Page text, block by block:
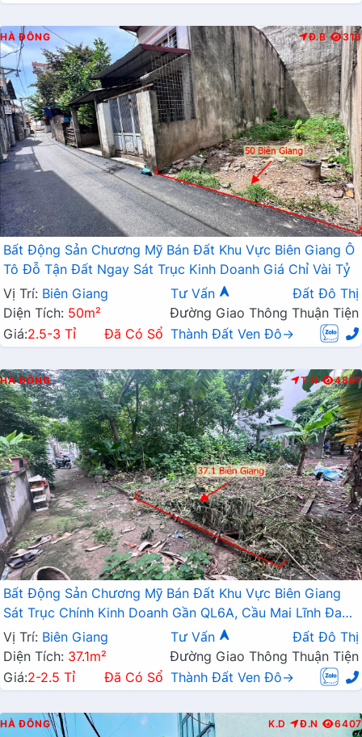
HÀ ĐÔNG Đ.B 316
Bất Động Sản Chương Mỹ Bán Đất Khu Vực Biên Giang Ô
Tô Đỗ Tận Đất Ngay Sát Trục Kinh Doanh Giá Chỉ Vài Tỷ
Vị Trí: Biên Giang Tư Vấn
Đất Đô Thị
Diện Tích: 50m²
Đường Giao Thông Thuận Tiện
Giá:2.5-3 Tỉ Đã Có Sổ Thành Đất Ven Đô→
HÀ ĐÔNG T.N 4897
Bất Động Sản Chương Mỹ Bán Đất Khu Vực Biên Giang
Sát Trục Chính Kinh Doanh Gần QL6A, Cầu Mai Lĩnh Đang
Mở Rộng
Vị Trí: Biên Giang Tư Vấn
Đất Đô Thị
Diện Tích: 37.1m²
Đường Giao Thông Thuận Tiện
Giá:2-2.5 Tỉ Đã Có Sổ Thành Đất Ven Đô→
HÀ ĐÔNG K.D Đ.N 6407